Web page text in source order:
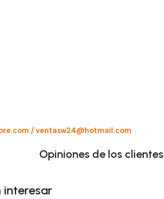
/ ventasw24@hotmail.com
Opiniones de los clientes
interesar